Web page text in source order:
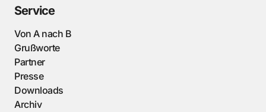
Service
Von A nach B
Grußworte
Partner
Presse
Downloads
Archiv